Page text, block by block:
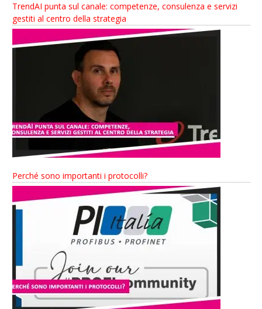
TrendAI punta sul canale: competenze, consulenza e servizi
gestiti al centro della strategia
Perché sono importanti i protocolli?